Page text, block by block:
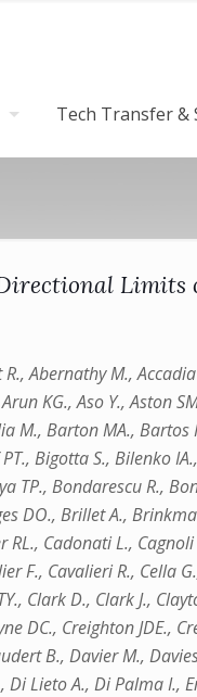
Tech Transfer &
Limits
Abernathy M.,
KG., Aso Y., Aston
M., Barton MA.,
Bigotta S., Bilenko
TP., Bondarescu R.,
DO., Brillet A.,
Cadonati L.,
F., Cavalieri R., Cella
Clark D., Clark J.,
DC., Creighton
B., Davier M.,
Lieto A., Di Palma I.,